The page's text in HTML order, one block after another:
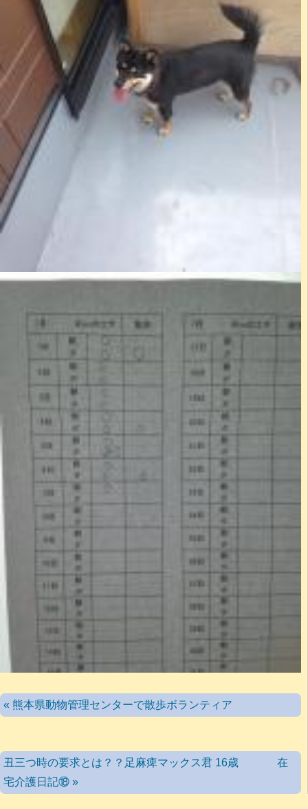
« 熊本県動物管理センターで散歩ボランティア
丑三つ時の要求とは？？足麻痺マックス君 16歳 在
宅介護日記⑱ »